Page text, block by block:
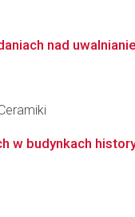
nad
w budynkach